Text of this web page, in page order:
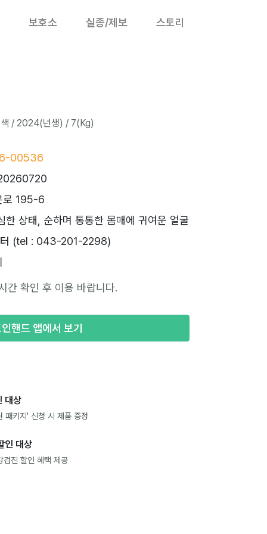
보호소 실종/제보 스토리
색 / 2024(년생) / 7(Kg)
00536
로 195-6
한 상태, 순하며 통통한 몸매에 귀여운 얼굴
터 (tel : 043-201-2298)
간 확인 후 이용 바랍니다.
핸드 앱에서 보기
대상
패키지' 신청 시 제품 증정
인 대상
검진 할인 혜택 제공